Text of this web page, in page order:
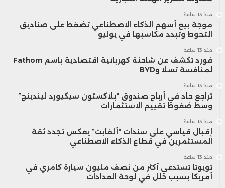
منذ 13 ساعة
موجة بيع أسهم الذكاء الاصطناعي تضغط على صناديق
التحوط وتبدد مكاسبها في يوليو
منذ 13 ساعة
فورد تكشف عن شاحنة كهربائية اقتصادية باسم Fathom
لمنافسة تسلا وBYD
منذ 13 ساعة
تراجع حاد في أرباح صندوق “بلاكستون سيكيورد ليندينج”
وسط ضغوط تقييم الاستثمارات
منذ 13 ساعة
إقبال قياسي على سندات “ألفابت” يعكس تجدد ثقة
المستثمرين في قطاع الذكاء الاصطناعي
منذ 13 ساعة
تويوتا تستدعي أكثر من نصف مليون سيارة كامري في
أمريكا بسبب خلل في لوحة العدادات